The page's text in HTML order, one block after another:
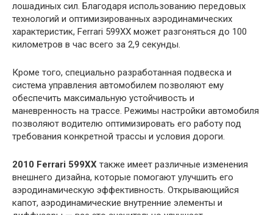
лошадиных сил. Благодаря использованию передовых
технологий и оптимизированных аэродинамических
характеристик, Ferrari 599XX может разгоняться до 100
километров в час всего за 2,9 секунды.
Кроме того, специально разработанная подвеска и
система управления автомобилем позволяют ему
обеспечить максимальную устойчивость и
маневренность на трассе. Режимы настройки автомобиля
позволяют водителю оптимизировать его работу под
требования конкретной трассы и условия дороги.
2010 Ferrari 599XX также имеет различные изменения
внешнего дизайна, которые помогают улучшить его
аэродинамическую эффективность. Открывающийся
капот, аэродинамические внутренние элементы и